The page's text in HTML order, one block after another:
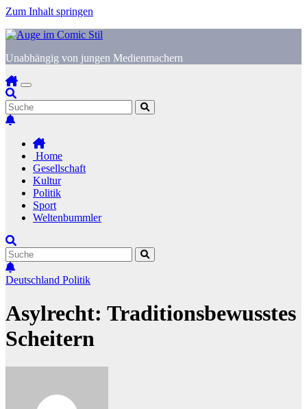
Zum Inhalt springen
Unabhängig von jungen Medienmachern
Home
Gesellschaft
Kultur
Politik
Sport
Weltenbummler
Deutschland Politik
Asylrecht: Traditionsbewusstes
Scheitern